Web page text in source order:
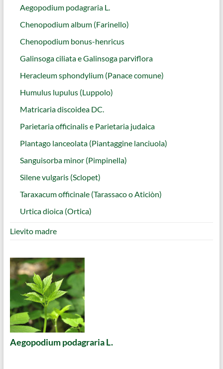
Aegopodium podagraria L.
Chenopodium album (Farinello)
Chenopodium bonus-henricus
Galinsoga ciliata e Galinsoga parviflora
Heracleum sphondylium (Panace comune)
Humulus lupulus (Luppolo)
Matricaria discoidea DC.
Parietaria officinalis e Parietaria judaica
Plantago lanceolata (Piantaggine lanciuola)
Sanguisorba minor (Pimpinella)
Silene vulgaris (Sclopet)
Taraxacum officinale (Tarassaco o Aticiòn)
Urtica dioica (Ortica)
Lievito madre
Aegopodium podagraria L.